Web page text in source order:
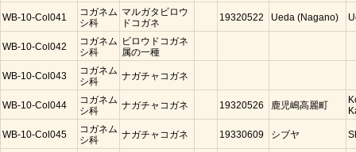
WB-10-Col041
コガネム
シ科
マルガタビロウ
ドコガネ
19320522 Ueda (Nagano)
WB-10-Col042
コガネム
シ科
ビロウドコガネ
属の一種
WB-10-Col043
コガネム
シ科
ナガチャコガネ
WB-10-Col044
コガネム
シ科
ナガチャコガネ 19320526 鹿児嶋高麗町
WB-10-Col045
コガネム
シ科
ナガチャコガネ 19330609 シブヤ